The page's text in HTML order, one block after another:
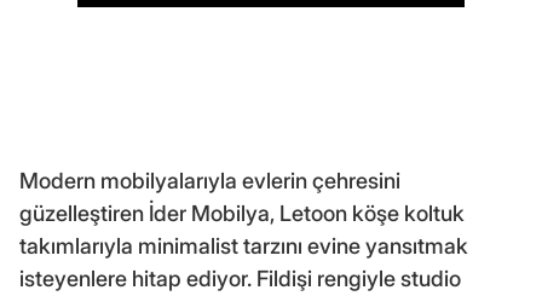
Modern mobilyalarıyla evlerin çehresini
güzelleştiren İder Mobilya, Letoon köşe koltuk
takımlarıyla minimalist tarzını evine yansıtmak
isteyenlere hitap ediyor. Fildişi rengiyle studio